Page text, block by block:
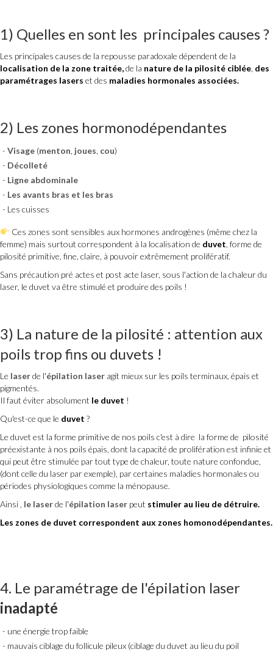
1) Quelles en sont les principales causes ?
Les principales causes de la repousse paradoxale dépendent de la
localisation de la zone traitée,de la nature de la pilosité ciblée, des
paramétrages lasers et des maladies hormonales associées.
2) Les zones hormonodépendantes
Visage (menton, joues, cou)
Décolleté
Ligne abdominale
Les avants bras et les bras
Les cuisses
Ces zones sont sensibles aux hormones androgènes (même chez la
femme) mais surtout correspondent à la localisation de duvet, forme de
pilosité primitive, fine, claire, à pouvoir extrêmement prolifératif.
Sans précaution pré actes et post acte laser, sous l'action de la chaleur du
laser, le duvet va être stimulé et produire des poils !
3) La nature de la pilosité : attention aux
poils trop fins ou duvets !
Le laserde l'épilation laser agit mieux sur les poils terminaux, épais et
pigmentés.
Il faut éviter absolument le duvet !
Qu'est-ce que le duvet ?
Le duvet est la forme primitive de nos poils c'est à dire la forme de pilosité
préexistante à nos poils épais, dont la capacité de prolifération est infinie et
qui peut être stimulée par tout type de chaleur, toute nature confondue,
(dont celle du laser par exemple), par certaines maladies hormonales ou
périodes physiologiques comme la ménopause.
Ainsi , le laserde l'épilation laser peut stimuler au lieu de détruire.
Les zones de duvet correspondent aux zones homonodépendantes.
4. Le paramétrage de l'épilation laser
inadapté
une énergie trop faible
mauvais ciblage du follicule pileux (ciblage du duvet au lieu du poil